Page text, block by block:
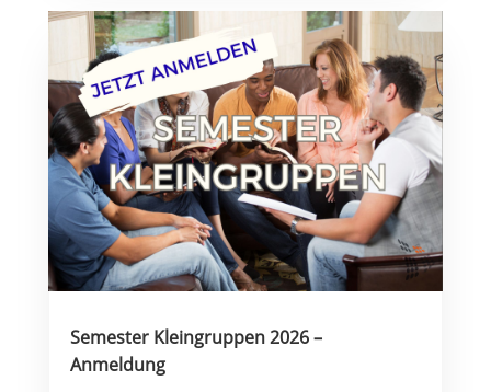
Semester Kleingruppen 2026 –
Anmeldung